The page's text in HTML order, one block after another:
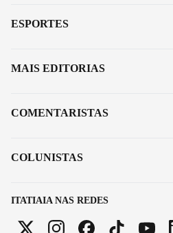
ITATIAIA NAS REDES
ESPORTES
MAIS EDITORIAS
COMENTARISTAS
COLUNISTAS